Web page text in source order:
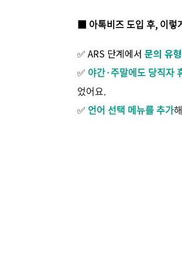
■ 아톡비즈 도입 후, 이렇
✅ ARS 단계에서 문의 유
✅ 야간·주말에도 당직자
었어요.
✅ 언어 선택 메뉴를 추가